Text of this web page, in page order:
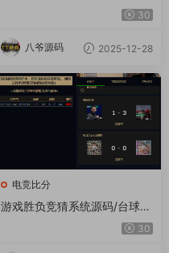
具网站源码转账支付截图生成
30
八爷源码 2025-12-28
电竞比分
游戏胜负竞猜系统源码/台球有
奖竞猜/自定义赛事/冠军优胜
猜游戏胜负竞猜系统源码/台球
30